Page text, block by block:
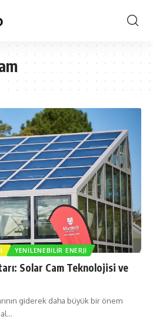
YENILENEBILIR ENERJI
Solar Cam Teknolojisi ve
giderek daha büyük bir önem